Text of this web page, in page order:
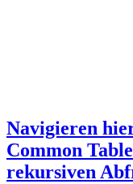
Navigieren
Common
rekursiven